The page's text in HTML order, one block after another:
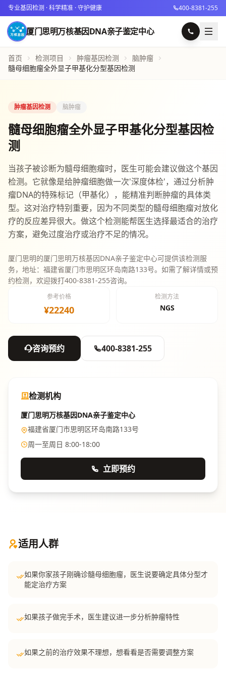
专业基因检测 · 科学精准 · 守护健康 400-8381-255
厦门思明万核基因DNA亲子鉴定中心
首页 检测项目 肿瘤基因检测
脑肿瘤
髓母细胞瘤全外显子甲基化分型基因检测
肿瘤基因检测 脑肿瘤
髓母细胞瘤全外显子甲基化分型基因检
测
当孩子被诊断为髓母细胞瘤时，医生可能会建议做这个基因
检测。它就像是给肿瘤细胞做一次'深度体检'，通过分析肿
瘤DNA的特殊标记（甲基化），能精准判断肿瘤的具体类
型。这对治疗特别重要，因为不同类型的髓母细胞瘤对放化
疗的反应差异很大。做这个检测能帮医生选择最适合的治疗
方案，避免过度治疗或治疗不足的情况。
厦门思明的厦门思明万核基因DNA亲子鉴定中心可提供该检测服
务，地址：福建省厦门市思明区环岛南路133号。如需了解详情或预
约检测，欢迎拨打400-8381-255咨询。
参考价格
¥22240
检测方法
NGS
咨询预约 400-8381-255
检测机构
厦门思明万核基因DNA亲子鉴定中心
福建省厦门市思明区环岛南路133号
周一至周日 8:00-18:00
立即预约
适用人群
如果你家孩子刚确诊髓母细胞瘤，医生说要确定具体分型才
能定治疗方案
如果孩子做完手术，医生建议进一步分析肿瘤特性
如果之前的治疗效果不理想，想看看是否需要调整方案